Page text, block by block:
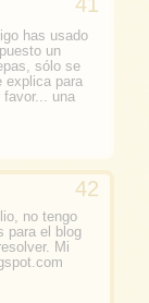
has usado
un
sólo se
explica para
una
no tengo
para el blog
Mi